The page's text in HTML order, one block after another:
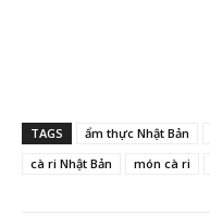
TAGS ẩm thực Nhật Bản
cà ri Nhật Bản
món cà ri